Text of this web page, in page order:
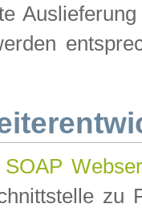
zu